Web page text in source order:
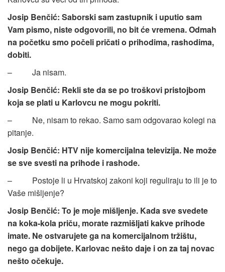
Josip Benčić: Saborski sam zastupnik i uputio sam
Vam pismo, niste odgovorili, no bit će vremena. Odmah
na početku smo počeli pričati o prihodima, rashodima,
dobiti.
– Ja nisam.
Josip Benčić: Rekli ste da se po troškovi pristojbom
koja se plati u Karlovcu ne mogu pokriti.
– Ne, nisam to rekao. Samo sam odgovarao kolegi na
pitanje.
Josip Benčić: HTV nije komercijalna televizija. Ne može
se sve svesti na prihode i rashode.
– Postoje li u Hrvatskoj zakoni koji reguliraju to ili je to
Vaše mišljenje?
Josip Benčić: To je moje mišljenje. Kada sve svedete
na koka-kola priču, morate razmišljati kakve prihode
imate. Ne ostvarujete ga na komercijalnom tržištu,
nego ga dobijete. Karlovac nešto daje i on za taj novac
nešto očekuje.